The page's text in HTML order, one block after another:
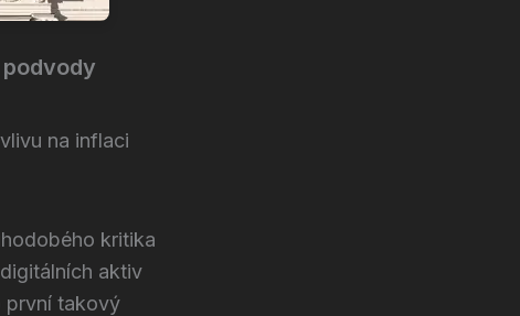
na inflaci
kritika
aktiv
první takový